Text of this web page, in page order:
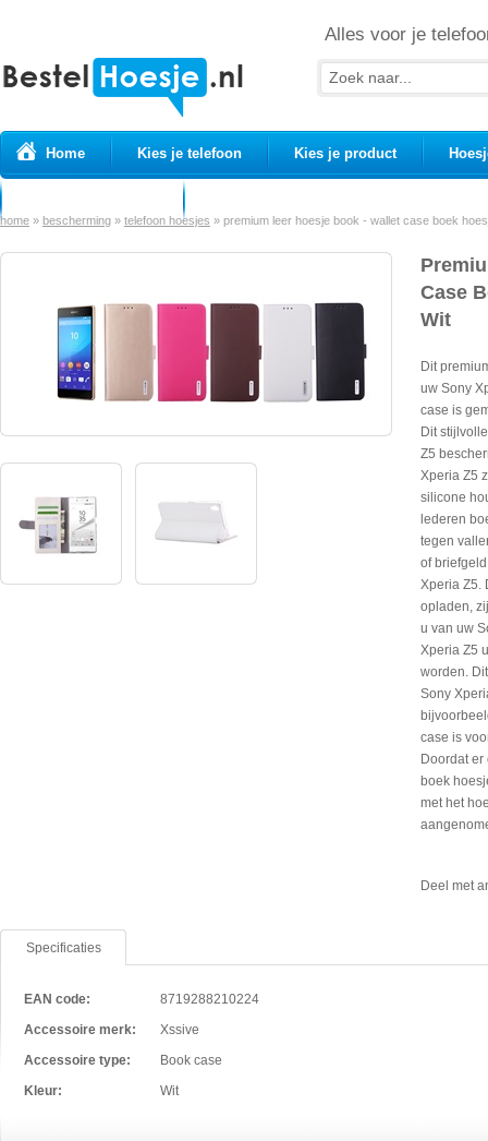
Alles voor je
Home Kies je telefoon Kies je product
home » bescherming » telefoon hoesjes » premium leer hoesje book - wallet case boek
Case
Wit
Dit
uw Sony
case is
Dit
Z5
Xperia Z5
silicone
lederen
tegen
of
Xperia Z5.
opladen,
u van uw
Xperia Z5
worden.
Sony
case is
Doordat
boek
met het
Deel met
Specificaties
EAN code:
8719288210224
Accessoire merk:
Xssive
Accessoire type:
Book case
Kleur:
Wit